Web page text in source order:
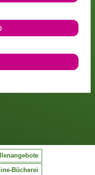
Bücherei